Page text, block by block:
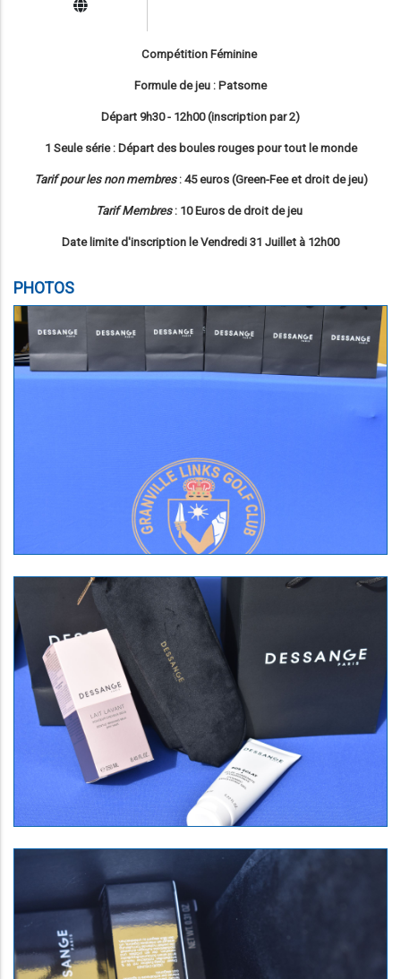
Compétition Féminine
Formule de jeu : Patsome
Départ 9h30 - 12h00 (inscription par 2)
1 Seule série : Départ des boules rouges pour tout le monde
Tarif pour les non membres: 45 euros (Green-Fee et droit de jeu)
Tarif Membres: 10 Euros de droit de jeu
Date limite d'inscription le Vendredi 31 Juillet à 12h00
PHOTOS